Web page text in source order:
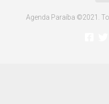
Agenda Paraíba ©2021.